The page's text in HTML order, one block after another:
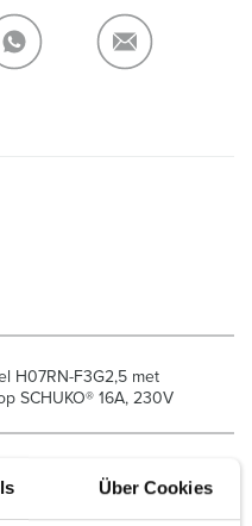
Über Cookies
TOEVOEGEN
H07RN-F3G2,5 met
SCHUKO® 16A, 230V